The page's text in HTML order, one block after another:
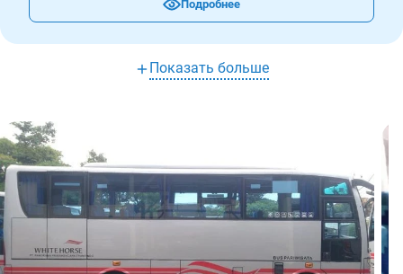
Подробнее
Показать больше